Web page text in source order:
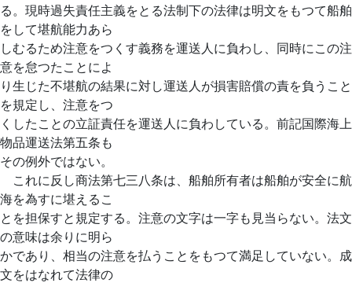
る。現時過失責任主義をとる法制下の法律は明文をもつて船舶
をして堪航能力あら
しむるため注意をつくす義務を運送人に負わし、同時にこの注
意を怠つたことによ
り生じた不堪航の結果に対し運送人が損害賠償の責を負うこと
を規定し、注意をつ
くしたことの立証責任を運送人に負わしている。前記国際海上
物品運送法第五条も
その例外ではない。
これに反し商法第七三八条は、船舶所有者は船舶が安全に航
海を為すに堪えるこ
とを担保すと規定する。注意の文字は一字も見当らない。法文
の意味は余りに明ら
かであり、相当の注意を払うことをもつて満足していない。成
文をはなれて法律の